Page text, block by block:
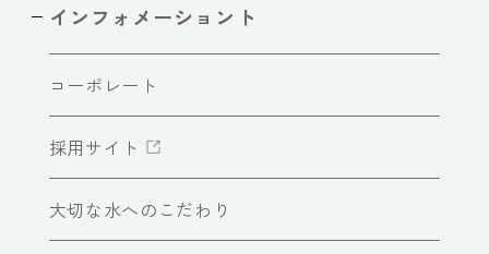
インフォメーショント
コーポレート
採用サイト
大切な水へのこだわり